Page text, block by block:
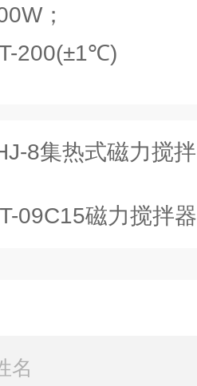
；
200(±1℃)
8集热式磁力搅
09C15磁力搅拌